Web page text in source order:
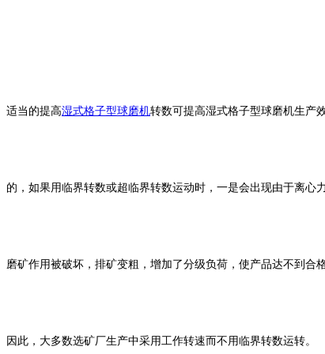
适当的提高湿式格子型球磨机转数可提高湿式格子型球磨机生产
的，如果用临界转数或超临界转数运动时，一是会出现由于离
磨矿作用被破坏，排矿变粗，增加了分级负荷，使产品达不到合
因此，大多数选矿厂生产中采用工作转速而不用临界转数运转。